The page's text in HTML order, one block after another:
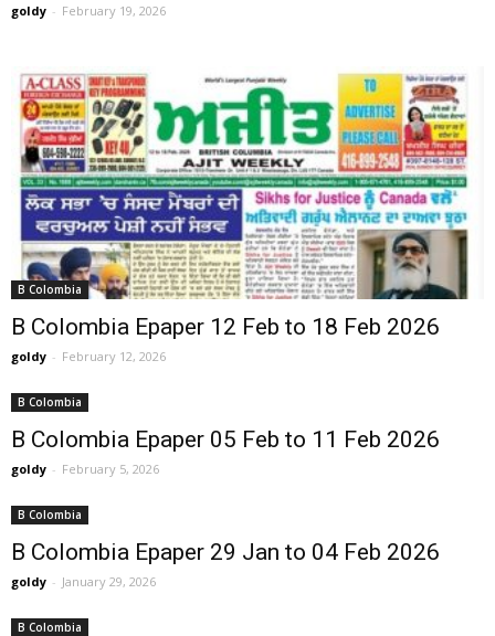
goldy - February 19, 2026
B Colombia
B Colombia Epaper 12 Feb to 18 Feb 2026
goldy - February 12, 2026
B Colombia
B Colombia Epaper 05 Feb to 11 Feb 2026
goldy - February 5, 2026
B Colombia
B Colombia Epaper 29 Jan to 04 Feb 2026
goldy - January 29, 2026
B Colombia